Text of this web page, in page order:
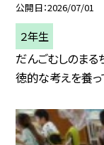
公開日 2026/07/01
２年生
だんごむしのまる
徳的な考えを養っ